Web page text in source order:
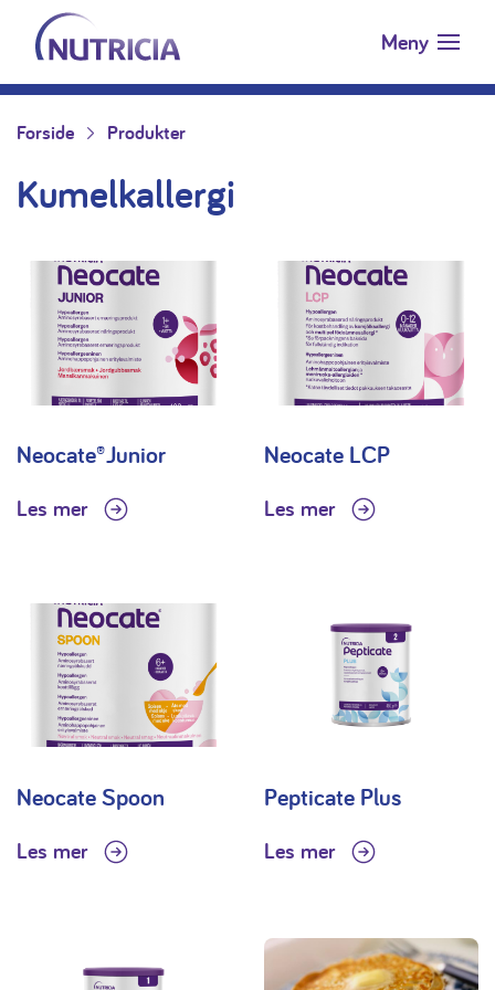
Hopp til innholdet
Nutricia.no Meny
Forside Produkter
Kumelkallergi
Neocate®Junior
Les mer
Neocate LCP
Les mer
Neocate Spoon
Les mer
Pepticate Plus
Les mer